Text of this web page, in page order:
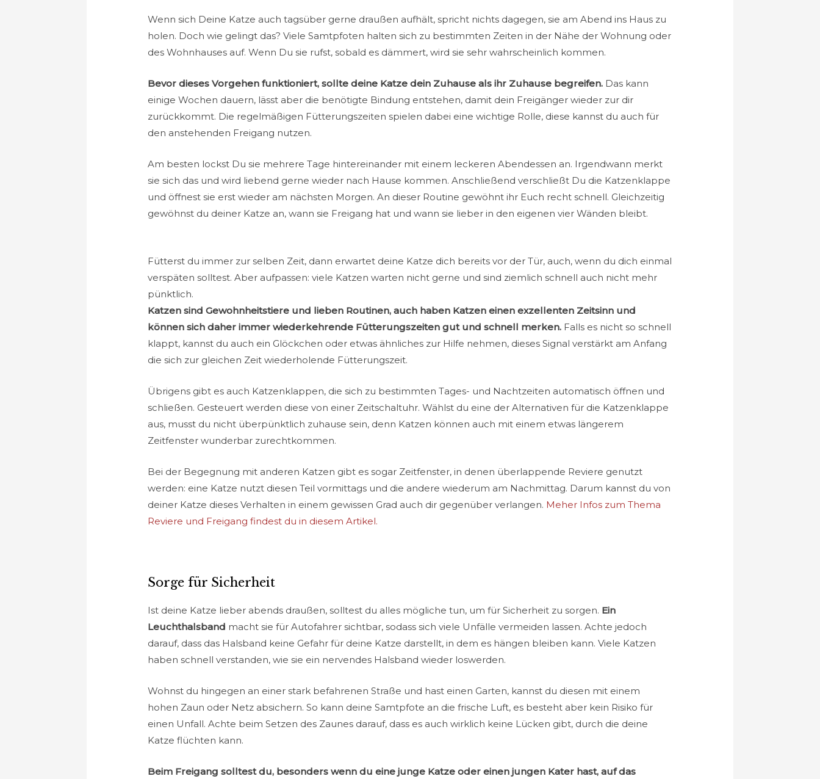
Wenn sich Deine Katze auch tagsüber gerne draußen aufhält, spricht nichts dagegen, sie am Abend ins Haus zu
holen. Doch wie gelingt das? Viele Samtpfoten halten sich zu bestimmten Zeiten in der Nähe der Wohnung oder
des Wohnhauses auf. Wenn Du sie rufst, sobald es dämmert, wird sie sehr wahrscheinlich kommen.
Bevor dieses Vorgehen funktioniert, sollte deine Katze dein Zuhause als ihr Zuhause begreifen. Das kann
einige Wochen dauern, lässt aber die benötigte Bindung entstehen, damit dein Freigänger wieder zur dir
zurückkommt. Die regelmäßigen Fütterungszeiten spielen dabei eine wichtige Rolle, diese kannst du auch für
den anstehenden Freigang nutzen.
Am besten lockst Du sie mehrere Tage hintereinander mit einem leckeren Abendessen an. Irgendwann merkt
sie sich das und wird liebend gerne wieder nach Hause kommen. Anschließend verschließt Du die Katzenklappe
und öffnest sie erst wieder am nächsten Morgen. An dieser Routine gewöhnt ihr Euch recht schnell. Gleichzeitig
gewöhnst du deiner Katze an, wann sie Freigang hat und wann sie lieber in den eigenen vier Wänden bleibt.
Fütterst du immer zur selben Zeit, dann erwartet deine Katze dich bereits vor der Tür, auch, wenn du dich einmal
verspäten solltest. Aber aufpassen: viele Katzen warten nicht gerne und sind ziemlich schnell auch nicht mehr
pünktlich.
Katzen sind Gewohnheitstiere und lieben Routinen, auch haben Katzen einen exzellenten Zeitsinn und
können sich daher immer wiederkehrende Fütterungszeiten gut und schnell merken. Falls es nicht so schnell
klappt, kannst du auch ein Glöckchen oder etwas ähnliches zur Hilfe nehmen, dieses Signal verstärkt am Anfang
die sich zur gleichen Zeit wiederholende Fütterungszeit.
Übrigens gibt es auch Katzenklappen, die sich zu bestimmten Tages- und Nachtzeiten automatisch öffnen und
schließen. Gesteuert werden diese von einer Zeitschaltuhr. Wählst du eine der Alternativen für die Katzenklappe
aus, musst du nicht überpünktlich zuhause sein, denn Katzen können auch mit einem etwas längerem
Zeitfenster wunderbar zurechtkommen.
Bei der Begegnung mit anderen Katzen gibt es sogar Zeitfenster, in denen überlappende Reviere genutzt
werden: eine Katze nutzt diesen Teil vormittags und die andere wiederum am Nachmittag. Darum kannst du von
deiner Katze dieses Verhalten in einem gewissen Grad auch dir gegenüber verlangen. Meher Infos zum Thema
Reviere und Freigang findest du in diesem Artikel.
Sorge für Sicherheit
Ist deine Katze lieber abends draußen, solltest du alles mögliche tun, um für Sicherheit zu sorgen. Ein
Leuchthalsband macht sie für Autofahrer sichtbar, sodass sich viele Unfälle vermeiden lassen. Achte jedoch
darauf, dass das Halsband keine Gefahr für deine Katze darstellt, in dem es hängen bleiben kann. Viele Katzen
haben schnell verstanden, wie sie ein nervendes Halsband wieder loswerden.
Wohnst du hingegen an einer stark befahrenen Straße und hast einen Garten, kannst du diesen mit einem
hohen Zaun oder Netz absichern. So kann deine Samtpfote an die frische Luft, es besteht aber kein Risiko für
einen Unfall. Achte beim Setzen des Zaunes darauf, dass es auch wirklich keine Lücken gibt, durch die deine
Katze flüchten kann.
Beim Freigang solltest du, besonders wenn du eine junge Katze oder einen jungen Kater hast, auf das